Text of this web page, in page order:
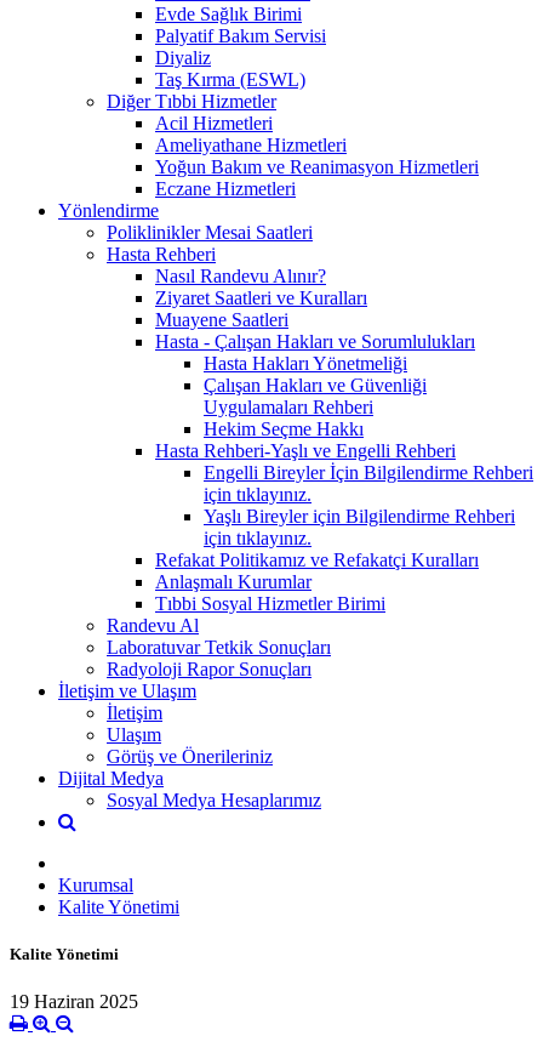
Evde Sağlık Birimi
Palyatif Bakım Servisi
Diyaliz
Taş Kırma (ESWL)
Diğer Tıbbi Hizmetler
Acil Hizmetleri
Ameliyathane Hizmetleri
Yoğun Bakım ve Reanimasyon Hizmetleri
Eczane Hizmetleri
Yönlendirme
Poliklinikler Mesai Saatleri
Hasta Rehberi
Nasıl Randevu Alınır?
Ziyaret Saatleri ve Kuralları
Muayene Saatleri
Hasta - Çalışan Hakları ve Sorumlulukları
Hasta Hakları Yönetmeliği
Çalışan Hakları ve Güvenliği
Uygulamaları Rehberi
Hekim Seçme Hakkı
Hasta Rehberi-Yaşlı ve Engelli Rehberi
Engelli Bireyler İçin Bilgilendirme Rehberi
için tıklayınız.
Yaşlı Bireyler için Bilgilendirme Rehberi
için tıklayınız.
Refakat Politikamız ve Refakatçi Kuralları
Anlaşmalı Kurumlar
Tıbbi Sosyal Hizmetler Birimi
Randevu Al
Laboratuvar Tetkik Sonuçları
Radyoloji Rapor Sonuçları
İletişim ve Ulaşım
İletişim
Ulaşım
Görüş ve Önerileriniz
Dijital Medya
Sosyal Medya Hesaplarımız
Kurumsal
Kalite Yönetimi
Kalite Yönetimi
19 Haziran 2025